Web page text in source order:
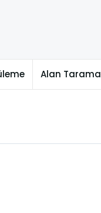
Alan Tarama